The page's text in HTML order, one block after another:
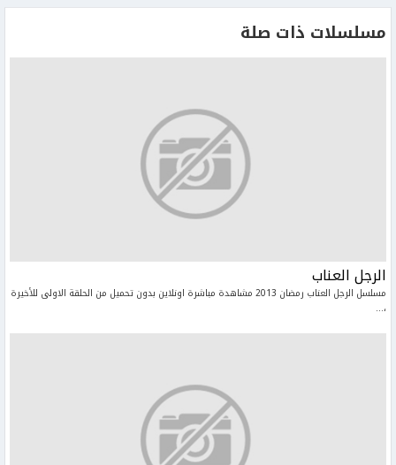
مسلسلات ذات صلة
الرجل العناب
مسلسل الرجل العناب رمضان 2013 مشاهدة مباشرة اونلاين بدون تحميل من الحلقة الاولى للأخيرة
،...